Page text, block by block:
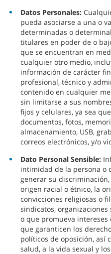
Datos Personales:
pueda asociarse a una o
determinadas o
titulares en poder de o
que se encuentran en
cualquier otro medio,
información de carácter
profesional, técnico y
contenido en cualquier
sin limitarse a sus
fijos y celulares, ya sea
documentos, fotos,
almacenamiento, USB,
correos electrónicos, y/o
Dato Personal Sensible:
intimidad de la persona o
generar su
origen racial o étnico, la
convicciones religiosas o
sindicatos,
o que promueva
que garanticen los
políticos de oposición, así
salud, a la vida sexual y